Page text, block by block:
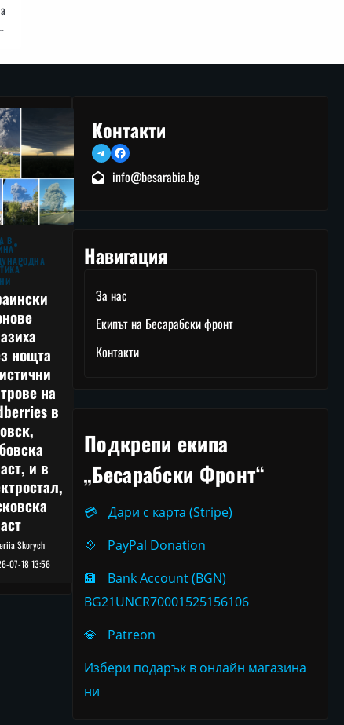
В
нощта
на
в
и в
Skorych
07-18 13:56
Контакти
TelegramFacebook
info@besarabia.bg
Навигация
За нас
Екипът на Бесарабски фронт
Контакти
Подкрепи екипа
„Бесарабски Фронт“
💳
Дари с карта (Stripe)
💠
PayPal Donation
🏦
Bank Account (BGN)
BG21UNCR70001525156106
💎
Patreon
Избери подарък в онлайн магазина
ни